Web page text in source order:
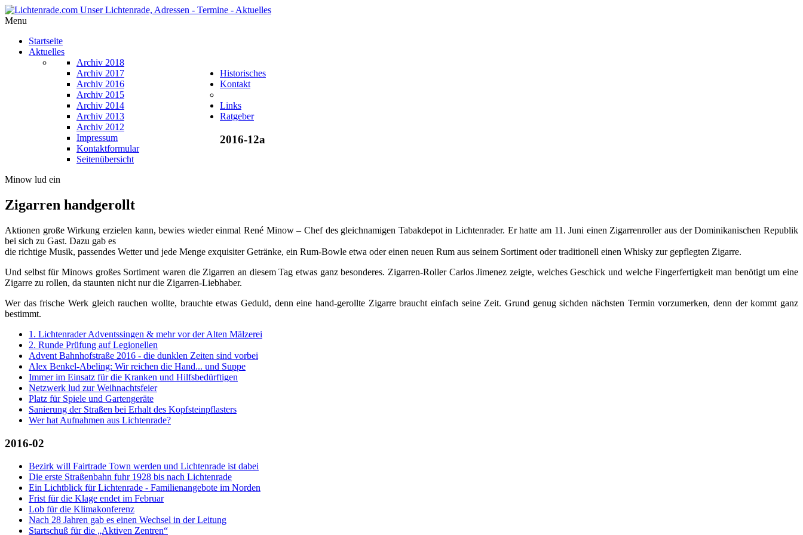
Menu
Startseite
Aktuelles
Archiv 2018
Archiv 2017
Archiv 2016
Archiv 2015
Archiv 2014
Archiv 2013
Archiv 2012
Historisches
Kontakt
Impressum
Kontaktformular
Seitenübersicht
Links
Ratgeber
Minow lud ein
Zigarren handgerollt
Aktionen große Wirkung erzielen kann, bewies wieder einmal René Minow – Chef des gleichnamigen Tabakdepot in Lichtenrader. Er hatte am 11. Juni einen Zigarrenroller aus der Dominikanischen Republik
bei sich zu Gast. Dazu gab es
die richtige Musik, passendes Wetter und jede Menge exquisiter Getränke, ein Rum-Bowle etwa oder einen neuen Rum aus seinem Sortiment oder traditionell einen Whisky zur gepflegten Zigarre.
Und selbst für Minows großes Sortiment waren die Zigarren an diesem Tag etwas ganz besonderes. Zigarren-Roller Carlos Jimenez zeigte, welches Geschick und welche Fingerfertigkeit man benötigt um eine
Zigarre zu rollen, da staunten nicht nur die Zigarren-Liebhaber.
Wer das frische Werk gleich rauchen wollte, brauchte etwas Geduld, denn eine hand-gerollte Zigarre braucht einfach seine Zeit. Grund genug sichden nächsten Termin vorzumerken, denn der kommt ganz
bestimmt.
2016-12a
1. Lichtenrader Adventssingen & mehr vor der Alten Mälzerei
2. Runde Prüfung auf Legionellen
Advent Bahnhofstraße 2016 - die dunklen Zeiten sind vorbei
Alex Benkel-Abeling: Wir reichen die Hand... und Suppe
Immer im Einsatz für die Kranken und Hilfsbedürftigen
Netzwerk lud zur Weihnachtsfeier
Platz für Spiele und Gartengeräte
Sanierung der Straßen bei Erhalt des Kopfsteinpflasters
Wer hat Aufnahmen aus Lichtenrade?
2016-02
Bezirk will Fairtrade Town werden und Lichtenrade ist dabei
Die erste Straßenbahn fuhr 1928 bis nach Lichtenrade
Ein Lichtblick für Lichtenrade - Familienangebote im Norden
Frist für die Klage endet im Februar
Lob für die Klimakonferenz
Nach 28 Jahren gab es einen Wechsel in der Leitung
Startschuß für die „Aktiven Zentren“